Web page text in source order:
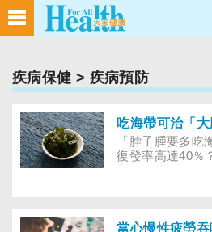
疾病保健 > 疾病預防
「脖子腫要多吃
復發率高達40％
何判斷其真假
當心慢性疲勞